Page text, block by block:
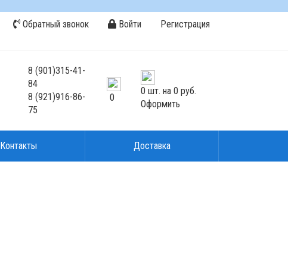
Обратный звонок Войти Регистрация
8(901)315-41-
84
8(921)916-86-
75
0
0 шт. на 0 руб.
Оформить
Контакты Доставка